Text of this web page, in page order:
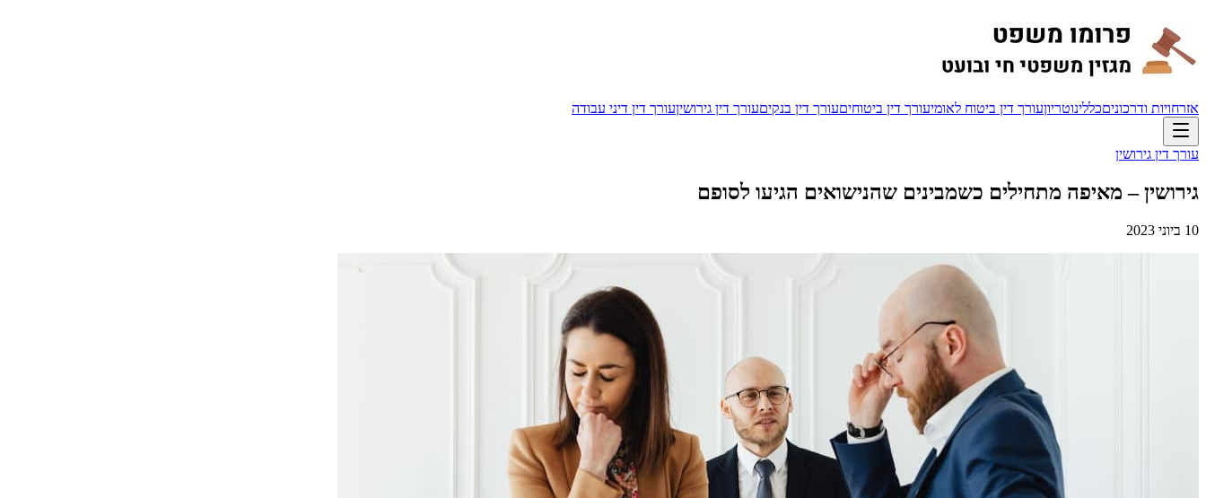
אזרחויות ודרכוניםכללינוטריוןעורך דין ביטוח לאומיעורך דין ביטוחיםעורך דין בנקיםעורך דין גירושיןעורך דין דיני עבודה
עורך דין גירושין
גירושין – מאיפה מתחילים כשמבינים שהנישואים הגיעו לסופם
10 ביוני 2023